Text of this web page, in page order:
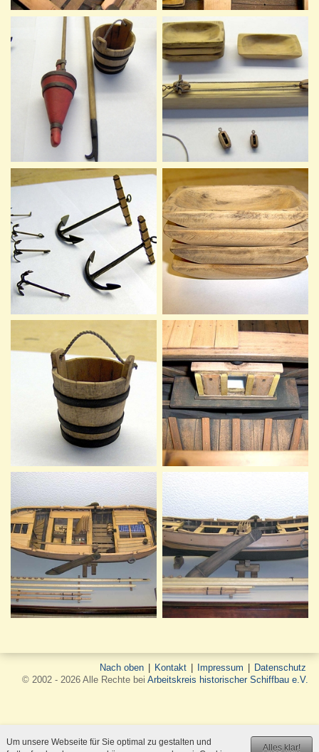
Nach oben Kontakt Impressum
Datenschutz
© 2002 - 2026 Alle Rechte bei Arbeitskreis historischer Schiffbau e.V.
Alles klar!
Um unsere Webseite für Sie optimal zu gestalten und